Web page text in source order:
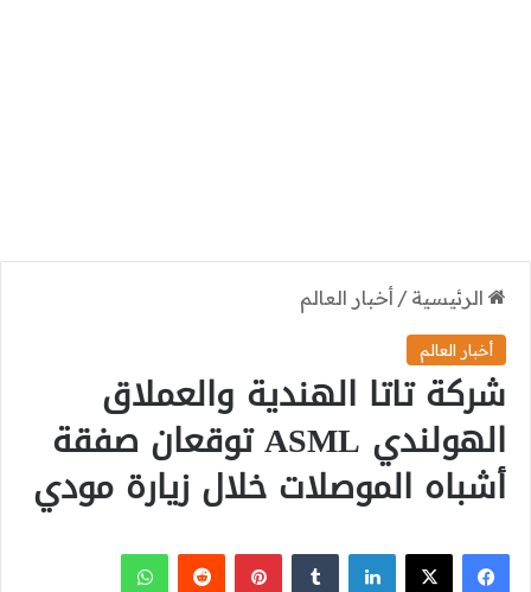
الرئيسية / أخبار العالم
أخبار العالم
شركة تاتا الهندية والعملاق
الهولندي ASML توقعان صفقة
أشباه الموصلات خلال زيارة مودي
فيسبوك
‫X لينكدإن بينتيريست واتساب